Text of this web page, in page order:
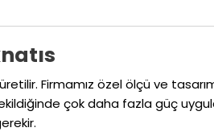
Firmamız özel ölçü ve
çok daha fazla güç